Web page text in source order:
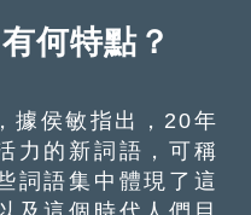
何特點？
侯敏指出，20年
力的新詞語，可稱
詞語集中體現了這